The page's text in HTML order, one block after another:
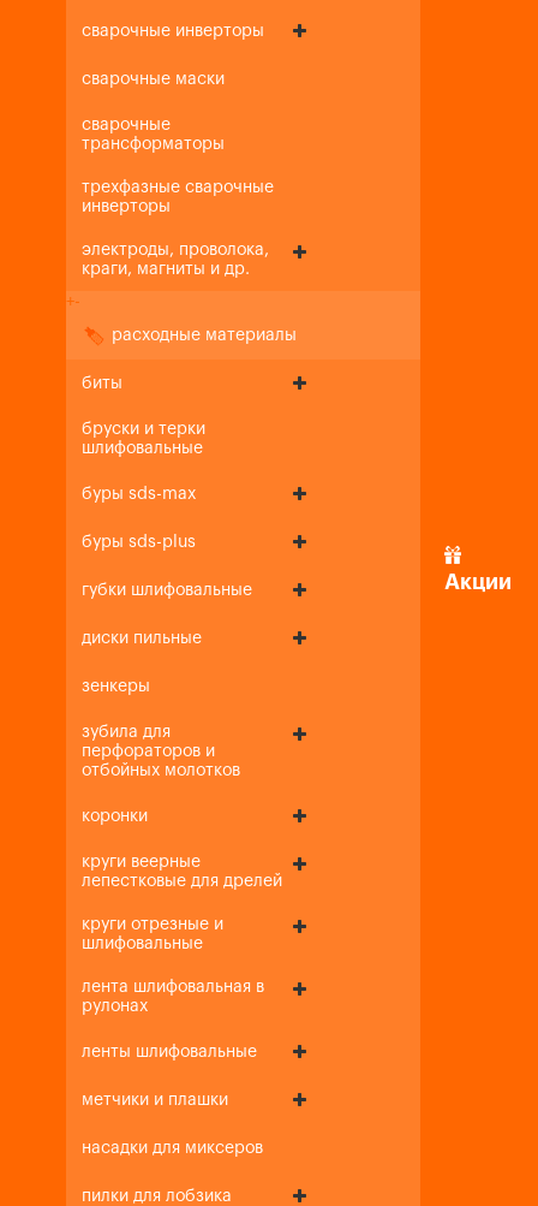
сварочные инверторы
сварочные маски
сварочные
трансформаторы
трехфазные сварочные
инверторы
электроды, проволока,
краги, магниты и др.
+-
расходные материалы
биты
бруски и терки
шлифовальные
буры sds-max
буры sds-plus
губки шлифовальные
диски пильные
зенкеры
зубила для
перфораторов и
отбойных молотков
коронки
круги веерные
лепестковые для дрелей
круги отрезные и
шлифовальные
лента шлифовальная в
рулонах
ленты шлифовальные
метчики и плашки
насадки для миксеров
пилки для лобзика
Акции